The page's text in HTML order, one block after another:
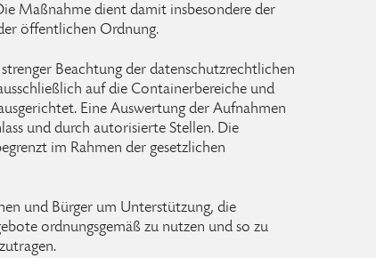
Maßnahme dient damit insbesondere der
öffentlichen Ordnung.
Beachtung der datenschutzrechtlichen
auf die Containerbereiche und
Eine Auswertung der Aufnahmen
und durch autorisierte Stellen. Die
im Rahmen der gesetzlichen
und Bürger um Unterstützung, die
ordnungsgemäß zu nutzen und so zu